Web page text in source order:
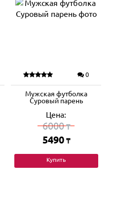
0
Мужская футболка
Суровый парень
Цена:
6000₸
5490 ₸
Купить